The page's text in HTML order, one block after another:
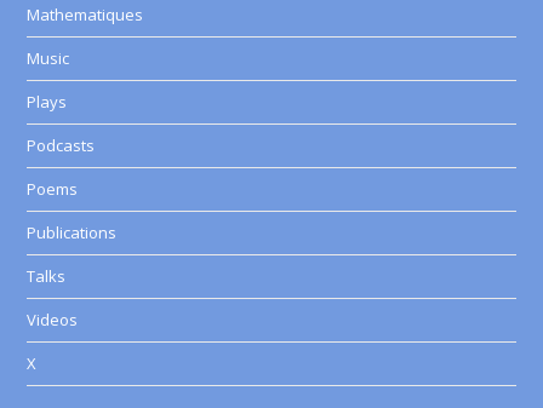
Mathematiques
Music
Plays
Podcasts
Poems
Publications
Talks
Videos
X